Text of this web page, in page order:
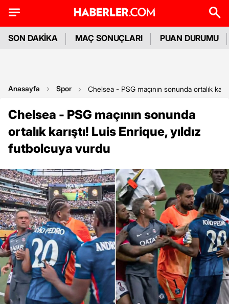
SON DAKİKA MAÇ SONUÇLARI PUAN DURUMU
Anasayfa Spor Chelsea - PSG maçının sonunda ortalık
Chelsea - PSG maçının sonunda
ortalık karıştı! Luis Enrique, yıldız
futbolcuya vurdu